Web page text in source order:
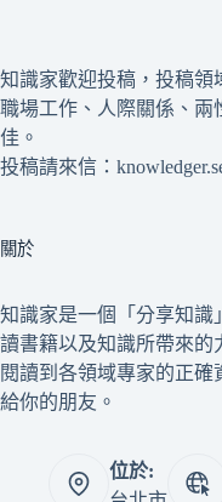
知識家歡迎投稿，投稿領
職場工作、人際關係、兩
佳。
投稿請來信：
關於
知識家是一個「分享知識
讀書籍以及知識所帶來的
閱讀到各領域專家的正
給你的朋友。
位於: